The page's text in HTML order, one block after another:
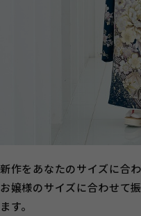
新作をあなたのサイズに合
お嬢様のサイズに合わせて
ます。